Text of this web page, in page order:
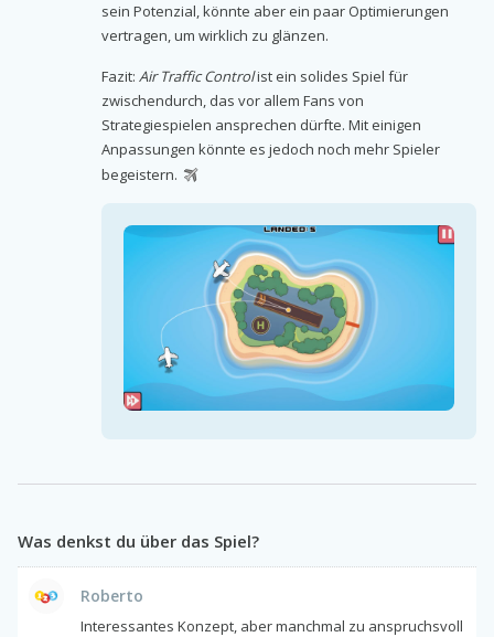
sein Potenzial, könnte aber ein paar Optimierungen
vertragen, um wirklich zu glänzen.
Fazit: Air Traffic Controlist ein solides Spiel für
zwischendurch, das vor allem Fans von
Strategiespielen ansprechen dürfte. Mit einigen
Anpassungen könnte es jedoch noch mehr Spieler
begeistern.
Was denkst du über das Spiel?
Roberto
Interessantes Konzept, aber manchmal zu anspruchsvoll